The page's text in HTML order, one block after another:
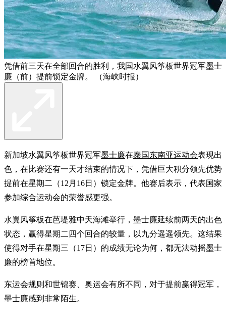
凭借前三天在全部回合的胜利，我国水翼风筝板世界冠军墨士
廉（前）提前锁定金牌。 （海峡时报）
新加坡水翼风筝板世界冠军墨士廉在泰国东南亚运动会表现出
色，在比赛还有一天才结束的情况下，凭借巨大积分领先优势
提前在星期二（12月16日）锁定金牌。他赛后表示，代表国家
参加综合运动会的荣誉感更强。
水翼风筝板在芭堤雅中天海滩举行，墨士廉延续前两天的出色
状态，赢得星期二四个回合的较量，以九分遥遥领先。这结果
使得对手在星期三（17日）的成绩无论为何，都无法动摇墨士
廉的榜首地位。
东运会规则和世锦赛、奥运会有所不同，对于提前赢得冠军，
墨士廉感到非常陌生。